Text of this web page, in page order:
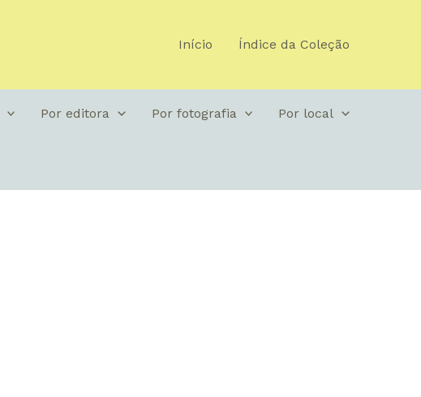
Início Índice da Coleção
Por editora Por fotografia Por local